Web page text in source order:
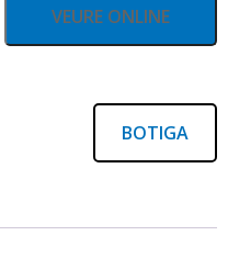
VEURE ONLINE
BOTIGA